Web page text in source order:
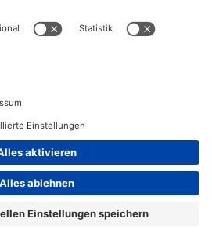
bei der
blickt gespannt auf die
für
gefordert, jetzt wird es Zeit